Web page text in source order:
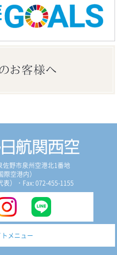
佐野市泉州空港北1番地
際空港内）
）
・Fax: 072-455-1155
メニュー